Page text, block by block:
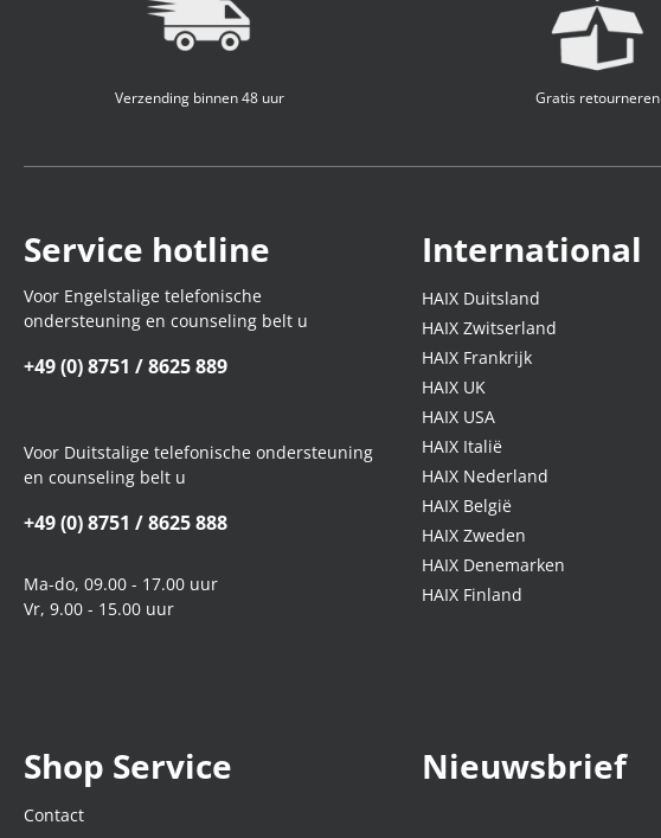
Verzending binnen 48 uur Gratis retourneren
Service hotline
Voor Engelstalige telefonische
ondersteuning en counseling belt u
+49 (0) 8751 / 8625 889
Voor Duitstalige telefonische ondersteuning
en counseling belt u
+49 (0) 8751 / 8625 888
Ma-do, 09.00 - 17.00 uur
Vr, 9.00 - 15.00 uur
International
HAIX Duitsland
HAIX Zwitserland
HAIX Frankrijk
HAIX UK
HAIX USA
HAIX Italië
HAIX Nederland
HAIX België
HAIX Zweden
HAIX Denemarken
HAIX Finland
Shop Service
Contact
Nieuwsbrief